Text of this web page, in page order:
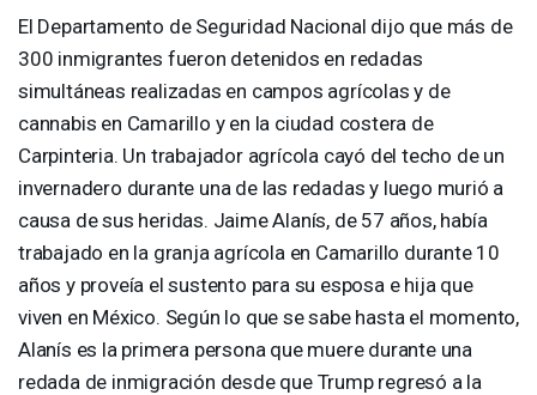
El Departamento de Seguridad Nacional dijo que más de
300 inmigrantes fueron detenidos en redadas
simultáneas realizadas en campos agrícolas y de
cannabis en Camarillo y en la ciudad costera de
Carpinteria. Un trabajador agrícola cayó del techo de un
invernadero durante una de las redadas y luego murió a
causa de sus heridas. Jaime Alanís, de 57 años, había
trabajado en la granja agrícola en Camarillo durante 10
años y proveía el sustento para su esposa e hija que
viven en México. Según lo que se sabe hasta el momento,
Alanís es la primera persona que muere durante una
redada de inmigración desde que Trump regresó a la